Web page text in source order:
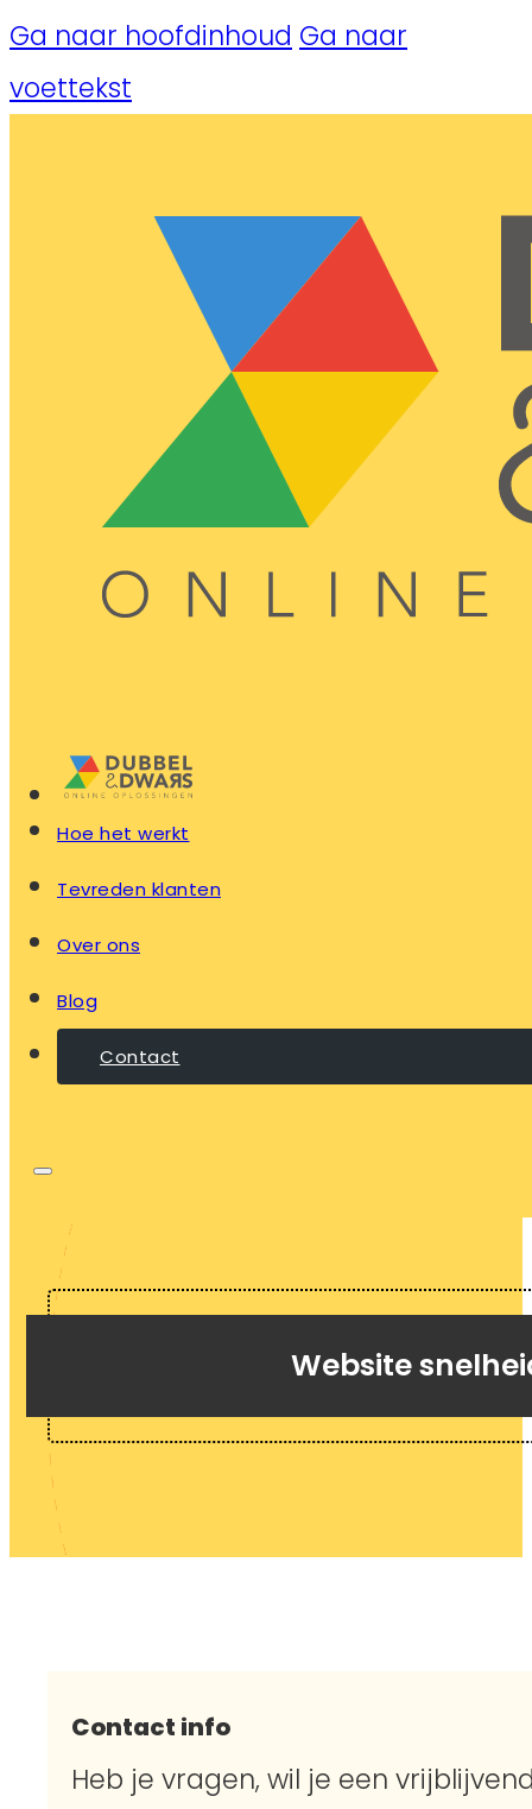
Ga naar hoofdinhoud Ga naar
voettekst
Hoe het werkt
Tevreden klanten
Over ons
Blog
Contact
Website
Contact info
Heb je vragen, wil je een